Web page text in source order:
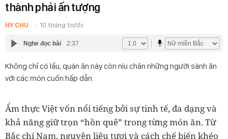
thành phải ấn tượng
HY CHU 10 tháng trước
Nghe đọc bài 2:37
Không chỉ có lẩu, quán ăn này còn níu chân những người sành ăn
với các món cuốn hấp dẫn.
Ẩm thực Việt vốn nổi tiếng bởi sự tinh tế, đa dạng và
khả năng giữ trọn “hồn quê” trong từng món ăn. Từ
Bắc chí Nam, nguyên liệu tươi và cách chế biến khéo